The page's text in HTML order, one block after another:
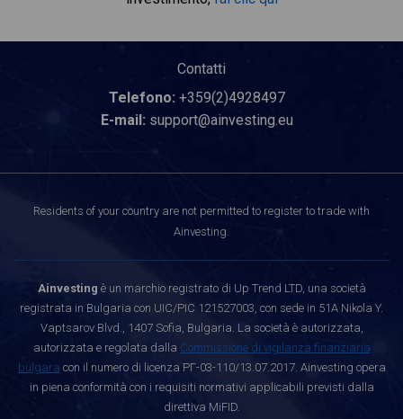
Contatti
Telefono: +359(2)4928497
E-mail: support@ainvesting.eu
Residents of your country are not permitted to register to trade with
Ainvesting.
Ainvesting è un marchio registrato di Up Trend LTD, una società
registrata in Bulgaria con UIC/PIC 121527003, con sede in 51A Nikola Y.
Vaptsarov Blvd., 1407 Sofia, Bulgaria. La società è autorizzata,
autorizzata e regolata dalla Commissione di vigilanza finanziaria
bulgara con il numero di licenza РГ-03-110/13.07.2017. Ainvesting opera
in piena conformità con i requisiti normativi applicabili previsti dalla
direttiva MiFID.